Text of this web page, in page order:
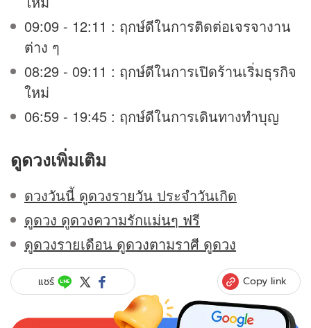
09:09 - 12:11 : ฤกษ์ดีในการติดต่อเจรจางาน
ต่าง ๆ
08:29 - 09:11 : ฤกษ์ดีในการเปิดร้านเริ่มธุรกิจ
ใหม่
06:59 - 19:45 : ฤกษ์ดีในการเดินทางทำบุญ
ดูดวงเพิ่มเติม
ดวงวันนี้ ดูดวงรายวัน ประจำวันเกิด
ดูดวง ดูดวงความรักแม่นๆ ฟรี
ดูดวงรายเดือน ดูดวงตามราศี ดูดวง
แชร์ Copy link